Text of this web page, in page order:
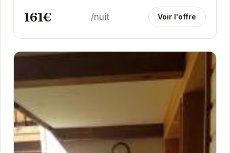
161€ /nuit Voir l'offre